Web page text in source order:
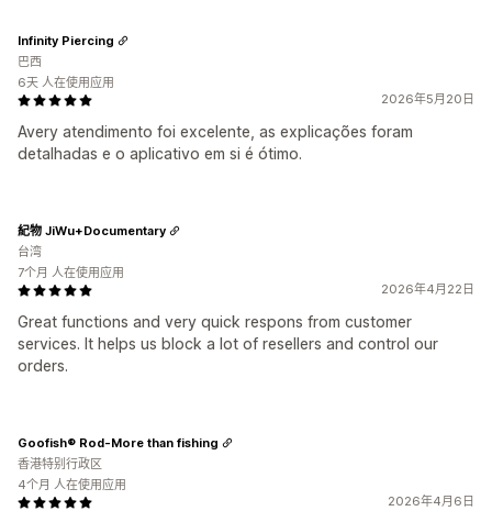
2026年5月20日
Avery atendimento foi excelente, as explicações foram
detalhadas e o aplicativo em si é ótimo.
Infinity Piercing
巴西
6天 人在使用应用
2026年4月22日
Great functions and very quick respons from customer
services. It helps us block a lot of resellers and control our
orders.
紀物 JiWu+Documentary
台湾
7个月 人在使用应用
2026年4月6日
Goofish® Rod-More than fishing
香港特别行政区
4个月 人在使用应用